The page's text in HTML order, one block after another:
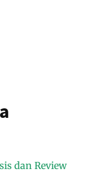
dan Review